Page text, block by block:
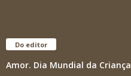
Do editor
Amor. Dia Mundial da Criança